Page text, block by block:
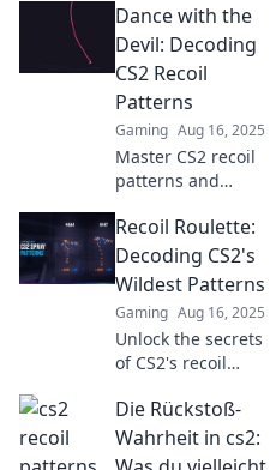
gun control and
elevate your
gameplay with our
expert insights and
tips.
Dance with the
Devil: Decoding
CS2 Recoil
Patterns
Gaming Aug 16, 2025
Master CS2 recoil
patterns and
Unravel the secrets
and dance your way
to victory in every
match!
Recoil Roulette:
Decoding CS2's
Wildest Patterns
Gaming Aug 16, 2025
Unlock the secrets
of CS2's recoil
Recoil Roulette and
master your aim
like never before.
Die Rückstoß-
Wahrheit in cs2: